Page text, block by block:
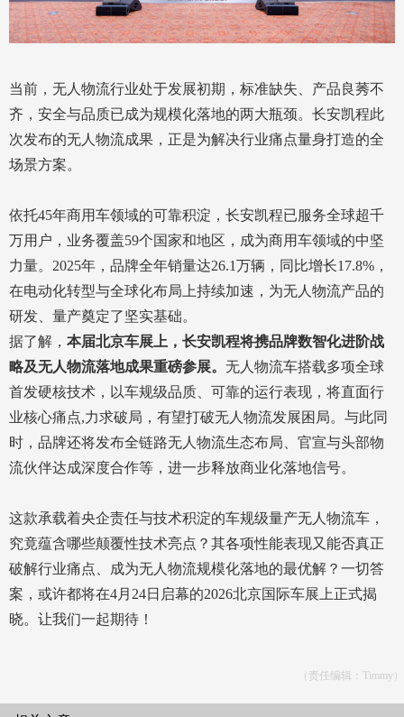
当前，无人物流行业处于发展初期，标准缺失、产品良莠不
齐，安全与品质已成为规模化落地的两大瓶颈。长安凯程此
次发布的无人物流成果，正是为解决行业痛点量身打造的全
场景方案。
依托45年商用车领域的可靠积淀，长安凯程已服务全球超千
万用户，业务覆盖59个国家和地区，成为商用车领域的中坚
力量。2025年，品牌全年销量达26.1万辆，同比增长17.8%，
在电动化转型与全球化布局上持续加速，为无人物流产品的
研发、量产奠定了坚实基础。
据了解， 本届北京车展上，长安凯程将携品牌数智化进阶战
略及无人物流落地成果重磅参展。 无人物流车搭载多项全球
首发硬核技术，以车规级品质、可靠的运行表现，将直面行
业核心痛点,力求破局，有望打破无人物流发展困局。与此同
时，品牌还将发布全链路无人物流生态布局、官宣与头部物
流伙伴达成深度合作等，进一步释放商业化落地信号。
这款承载着央企责任与技术积淀的车规级量产无人物流车，
究竟蕴含哪些颠覆性技术亮点？其各项性能表现又能否真正
破解行业痛点、成为无人物流规模化落地的最优解？一切答
案，或许都将在4月24日启幕的2026北京国际车展上正式揭
晓。让我们一起期待！
（责任编辑：Timmy）